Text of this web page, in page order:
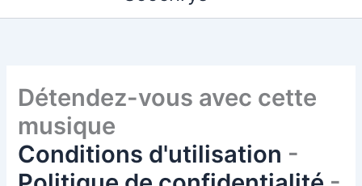
Détendez-vous avec cette
musique
Conditions d'utilisation -